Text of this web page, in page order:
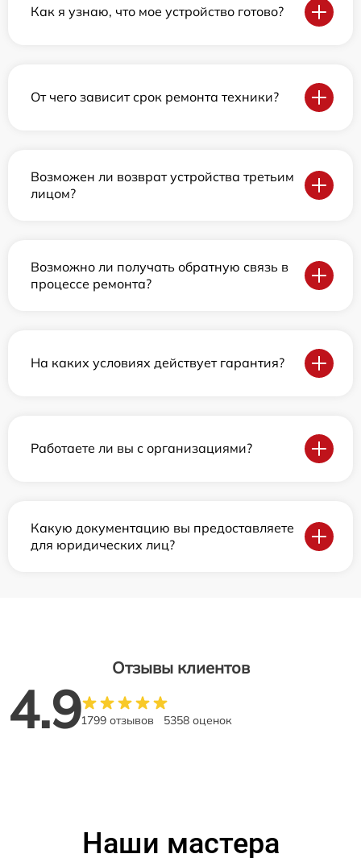
Как я узнаю, что мое устройство готово?
От чего зависит срок ремонта техники?
Возможен ли возврат устройства третьим
лицом?
Возможно ли получать обратную связь в
процессе ремонта?
На каких условиях действует гарантия?
Работаете ли вы с организациями?
Какую документацию вы предоставляете
для юридических лиц?
Отзывы клиентов
4.91799 отзывов 5358 оценок
Наши мастера